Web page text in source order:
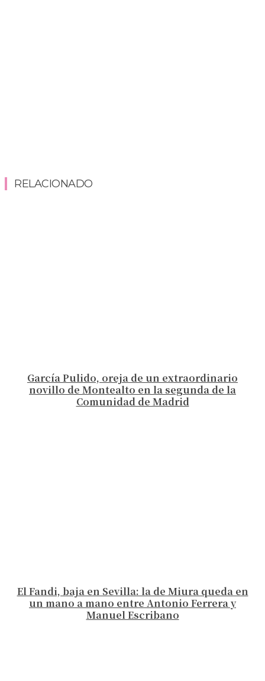
RELACIONADO
García Pulido, oreja de un extraordinario
novillo de Montealto en la segunda de la
Comunidad de Madrid
El Fandi, baja en Sevilla: la de Miura queda en
un mano a mano entre Antonio Ferrera y
Manuel Escribano